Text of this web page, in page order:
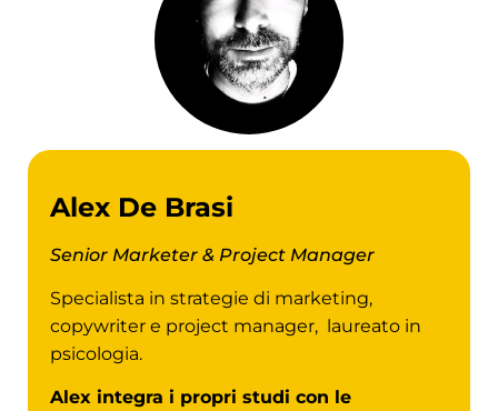
Alex De Brasi
Senior Marketer & Project Manager
Specialista in strategie di marketing,
copywriter e project manager, laureato in
psicologia.
Alex integra i propri studi con le